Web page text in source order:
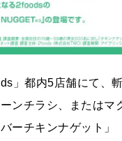
」都内5店舗にて、
ンチラシ、または
ーチキンナゲット